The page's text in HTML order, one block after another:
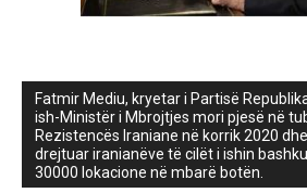
Fatmir Mediu, kryetar i Partisë
ish-Ministër i Mbrojtjes mori pjesë në
Rezistencës Iraniane në korrik 2020
drejtuar iranianëve të cilët i ishin
30000 lokacione në mbarë botën.